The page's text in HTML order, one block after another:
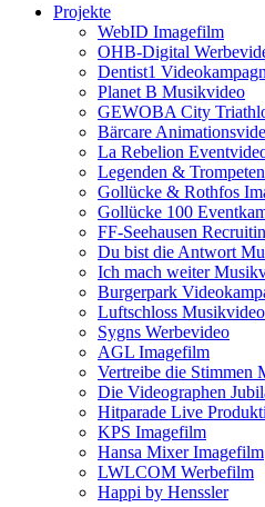
Projekte
WebID Imagefilm
OHB-Digital
Dentist1
Planet B Musikvideo
GEWOBA City
Bärcare
La Rebelion
Legenden &
Gollücke & Rothfos
Gollücke 100
FF-Seehausen
Du bist die Antwort
Ich mach weiter
Burgerpark
Luftschloss Musikvideo
Sygns Werbevideo
AGL Imagefilm
Vertreibe die Stimmen
Die Videographen
Hitparade Live
KPS Imagefilm
Hansa Mixer Imagefilm
LWLCOM Werbefilm
Happi by Henssler